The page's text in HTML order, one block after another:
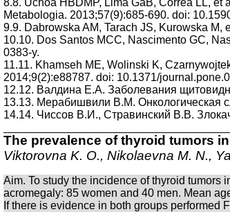
8.8. Uchoa HBDMP, Lima GaB, Correa LL,
Metabologia. 2013;57(9):685-690. doi:
9.9. Dabrowska AM, Tarach JS, Kurowska
10.10. Dos Santos MCC, Nascimento GC,
0383-y.
11.11. Khamseh ME, Wolinski K,
2014;9(2):e88787. doi: 10.1371/
12.12. Валдина Е.А. Заболевания
13.13. Мерабишвили В.М. Онкологическая
14.14. Чиссов В.И., Стравинский В.В.
The prevalence of thyroid tumors
Viktorovna K. O., Nikolaevna M. N.,
Aim. To study the incidence of thyroid tumors
acromegaly: 85 women and 40 men. Mean
If there is evidence in both groups